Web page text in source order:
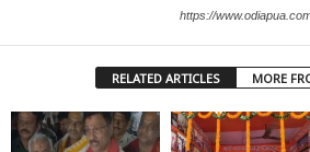
https://
RELATED ARTICLES MORE